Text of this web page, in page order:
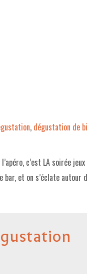
, dégustation de
c’est LA soirée
bar, et on s’éclate